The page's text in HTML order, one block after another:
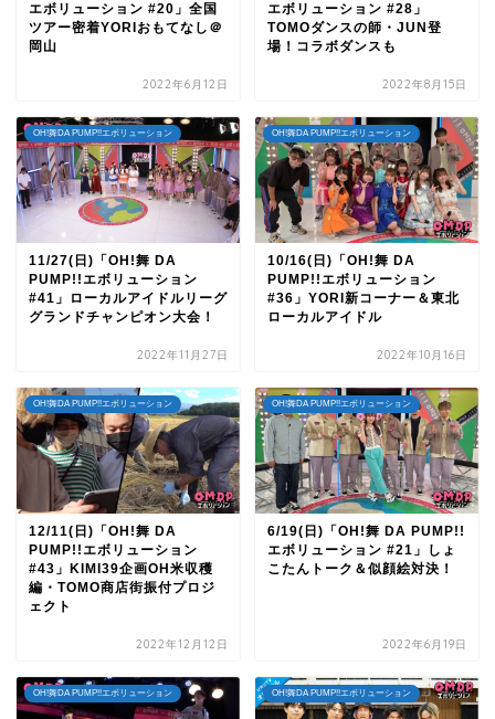
エボリューション #20」全国
ツアー密着YORIおもてなし＠
岡山
2022年6月12日
エボリューション #28」
TOMOダンスの師・JUN登
場！コラボダンスも
2022年8月15日
OH!舞DA PUMP!!エボリューション
11/27(日)「OH!舞 DA
PUMP!!エボリューション
#41」ローカルアイドルリーグ
グランドチャンピオン大会！
2022年11月27日
OH!舞DA PUMP!!エボリューション
10/16(日)「OH!舞 DA
PUMP!!エボリューション
#36」YORI新コーナー＆東北
ローカルアイドル
2022年10月16日
OH!舞DA PUMP!!エボリューション
12/11(日)「OH!舞 DA
PUMP!!エボリューション
#43」KIMI39企画OH米収穫
編・TOMO商店街振付プロジ
ェクト
2022年12月12日
OH!舞DA PUMP!!エボリューション
6/19(日)「OH!舞 DA PUMP!!
エボリューション #21」しょ
こたんトーク＆似顔絵対決！
2022年6月19日
OH!舞DA PUMP!!エボリューション OH!舞DA PUMP!!エボリューション